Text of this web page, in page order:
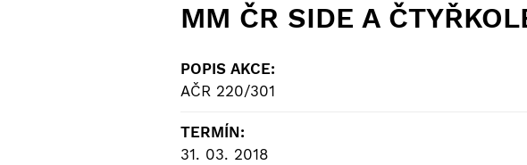
MM ČR SIDE A
POPIS AKCE:
AČR 220/301
TERMÍN:
31. 03. 2018